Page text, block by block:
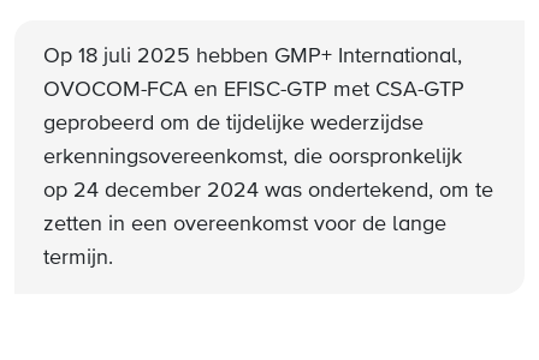
Op 18 juli 2025 hebben GMP+ International,
OVOCOM-FCA en EFISC-GTP met CSA-GTP
geprobeerd om de tijdelijke wederzijdse
erkenningsovereenkomst, die oorspronkelijk
op 24 december 2024 was ondertekend, om te
zetten in een overeenkomst voor de lange
termijn.